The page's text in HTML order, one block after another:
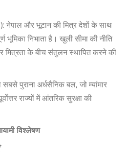
नेपाल और भूटान की मित्र देशों के साथ
भूमिका निभाता है। खुली सीमा की नीति
मित्रता के बीच संतुलन स्थापित करने की
पुराना अर्धसैनिक बल, जो म्यांमार
राज्यों में आंतरिक सुरक्षा की
विश्लेषण